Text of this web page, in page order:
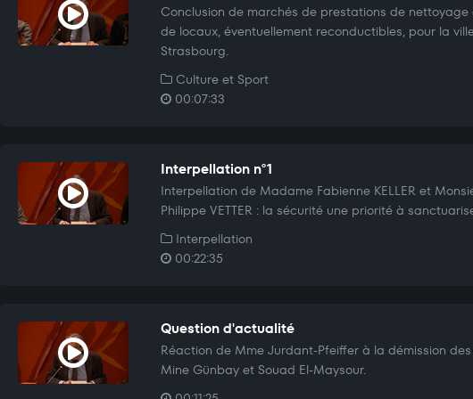
Conclusion de marchés de prestations de
de locaux, éventuellement reconductibles, pour la
Strasbourg.
Culture et Sport
00:07:33
Interpellation n°1
Interpellation de Madame Fabienne KELLER et
Philippe VETTER : la sécurité une priorité à
Interpellation
00:22:35
Question d'actualité
Réaction de Mme Jurdant-Pfeiffer à la démission
Mine Günbay et Souad El-Maysour.